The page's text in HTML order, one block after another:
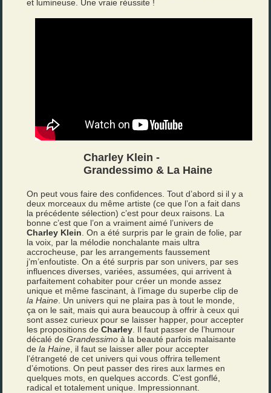
et lumineuse. Une vraie réussite !
Charley Klein -
Grandessimo & La Haine
On peut vous faire des confidences. Tout d’abord si il y a
deux morceaux du même artiste (ce que l’on a fait dans
la précédente sélection) c’est pour deux raisons. La
bonne c’est que l’on a vraiment aimé l’univers de
Charley Klein . On a été surpris par le grain de folie, par
la voix, par la mélodie nonchalante mais ultra
accrocheuse, par les arrangements faussement
j’m’enfoutiste. On a été surpris par son univers, par ses
influences diverses, variées, assumées, qui arrivent à
parfaitement cohabiter pour créer un monde assez
unique et même fascinant, à l’image du superbe clip de
la Haine . Un univers qui ne plaira pas à tout le monde,
ça on le sait, mais qui aura beaucoup à offrir à ceux qui
sont assez curieux pour se laisser happer, pour accepter
les propositions deCharley . Il faut passer de l’humour
décalé deGrandessimo à la beauté parfois malaisante
dela Haine , il faut se laisser aller pour accepter
l’étrangeté de cet univers qui vous offrira tellement
d’émotions. On peut passer des rires aux larmes en
quelques mots, en quelques accords. C’est gonflé,
radical et totalement unique. Impressionnant.